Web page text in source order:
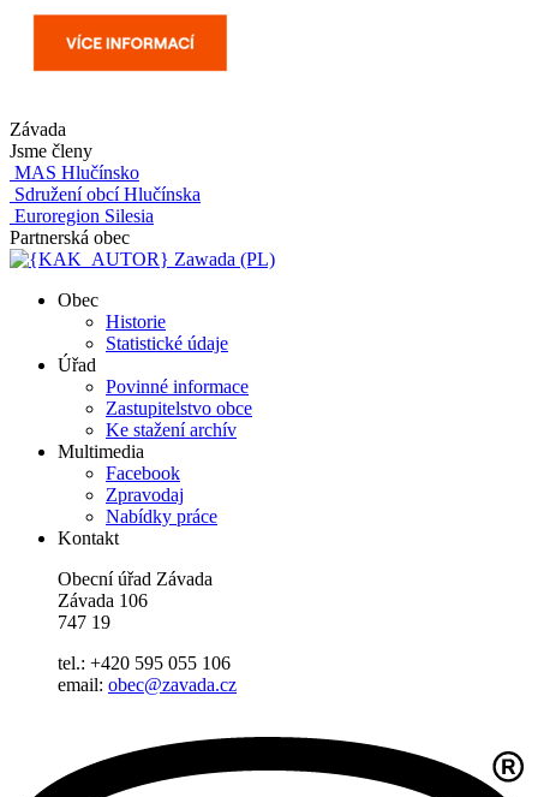
Závada
Jsme členy
MAS Hlučínsko
Sdružení obcí Hlučínska
Euroregion Silesia
Partnerská obec
Zawada (PL)
Obec
Historie
Statistické údaje
Úřad
Povinné informace
Zastupitelstvo obce
Ke stažení archív
Multimedia
Facebook
Zpravodaj
Nabídky práce
Kontakt
Obecní úřad Závada
Závada 106
747 19
tel.: +420 595 055 106
email: obec@zavada.cz